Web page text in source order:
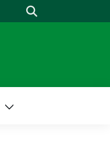
Suche
Zeige